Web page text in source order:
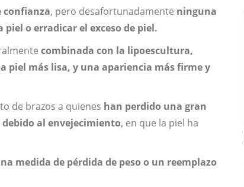
confianza, pero desafortunadamente ninguna
o erradicar el exceso de piel.
combinada con la lipoescultura,
piel más lisa, y una apariencia más firme y
de brazos a quienes han perdido una gran
debido al envejecimiento, en que la piel ha
medida de pérdida de peso o un reemplazo